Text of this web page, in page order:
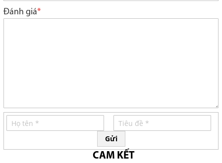
star
stars
stars
stars
stars
Đánh giá
Gửi
CAM KẾT